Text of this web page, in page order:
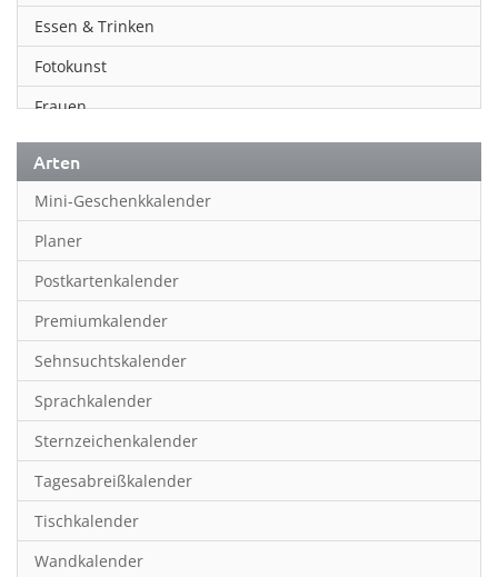
Essen & Trinken
Fotokunst
Frauen
Fußball
Geschichte
Humor & Cartoon
Inspiration & Entspannung
Inspiration & Spiritualität
Kinderkalender
Kunst
Länder & Städte
Landschaft & Natur
Lifestyle
Literatur
Arten
Mini-Geschenkkalender
Planer
Postkartenkalender
Premiumkalender
Sehnsuchtskalender
Sprachkalender
Sternzeichenkalender
Tagesabreißkalender
Tischkalender
Wandkalender